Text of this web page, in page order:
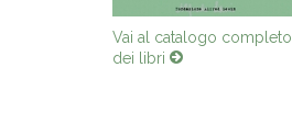
Vai al catalogo completo
dei libri